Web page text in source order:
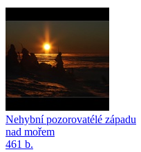
Nehybní pozorovatélé západu
nad mořem
461 b.